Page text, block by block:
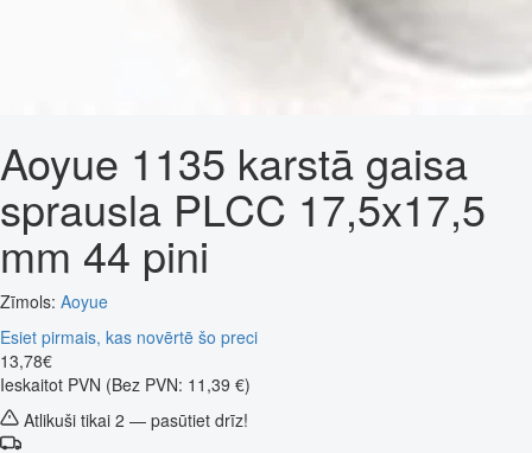
Aoyue 1135 karstā gaisa
sprausla PLCC 17,5x17,5
mm 44 pini
Zīmols: Aoyue
Esiet pirmais, kas novērtē šo preci
13,78€
Ieskaitot PVN (Bez PVN: 11,39 €)
Atlikuši tikai 2 — pasūtiet drīz!